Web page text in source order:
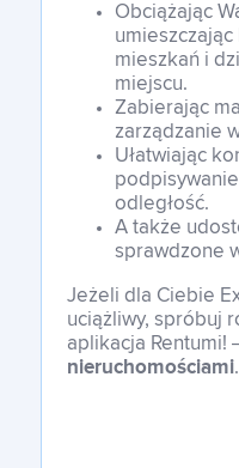
Obciążając
umieszczając
mieszkań i
miejscu.
Zabierając
zarządzanie
Ułatwiając
odległość.
A także
sprawdzone
Jeżeli dla Ciebie
uciążliwy, spróbuj
aplikacja Rentumi!
nieruchomościami.